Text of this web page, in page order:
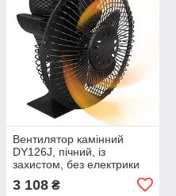
Вентилятор камінний
DY126J, пічний, із
захистом, без електрики
3 108 ₴